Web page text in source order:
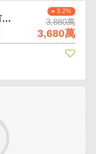
5.2%
3,880萬
3,680萬
晶晶邊間電梯四房 大空間有景觀，採光通風佳